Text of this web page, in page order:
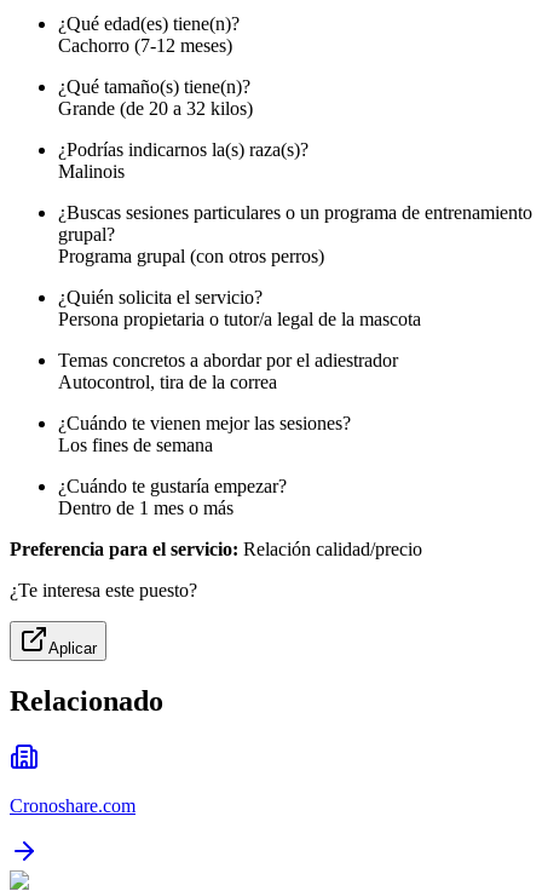
¿Qué edad(es) tiene(n)?
Cachorro (7-12 meses)
¿Qué tamaño(s) tiene(n)?
Grande (de 20 a 32 kilos)
¿Podrías indicarnos la(s) raza(s)?
Malinois
¿Buscas sesiones particulares o un programa de entrenamiento
grupal?
Programa grupal (con otros perros)
¿Quién solicita el servicio?
Persona propietaria o tutor/a legal de la mascota
Temas concretos a abordar por el adiestrador
Autocontrol, tira de la correa
¿Cuándo te vienen mejor las sesiones?
Los fines de semana
¿Cuándo te gustaría empezar?
Dentro de 1 mes o más
Preferencia para el servicio: Relación calidad/precio
¿Te interesa este puesto?
Aplicar
Relacionado
Cronoshare.com